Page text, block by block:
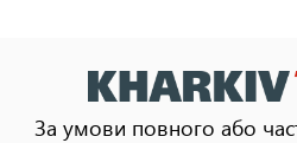
За умови повного або